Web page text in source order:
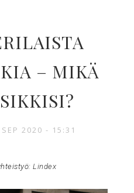
– MIKÄ
2020 - 15:31
Lindex